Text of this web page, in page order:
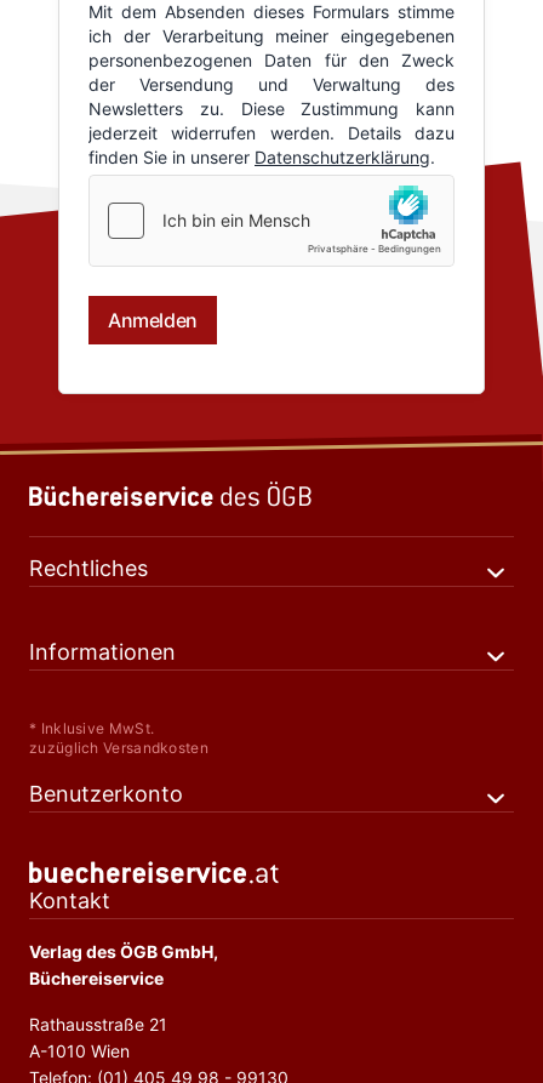
Rechtliches
Informationen
* Inklusive MwSt.
zuzüglich Versandkosten
Benutzerkonto
Kontakt
Verlag des ÖGB GmbH,
Büchereiservice
Rathausstraße 21
A-1010 Wien
Telefon: (01) 405 49 98 - 99130